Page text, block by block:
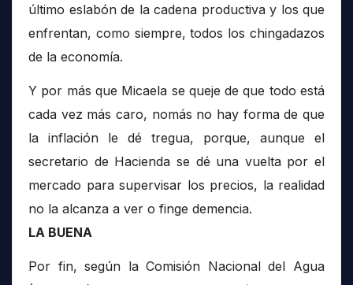
último eslabón de la cadena productiva y los que
enfrentan, como siempre, todos los chingadazos
de la economía.
Y por más que Micaela se queje de que todo está
cada vez más caro, nomás no hay forma de que
la inflación le dé tregua, porque, aunque el
secretario de Hacienda se dé una vuelta por el
mercado para supervisar los precios, la realidad
no la alcanza a ver o finge demencia.
LA BUENA
Por fin, según la Comisión Nacional del Agua